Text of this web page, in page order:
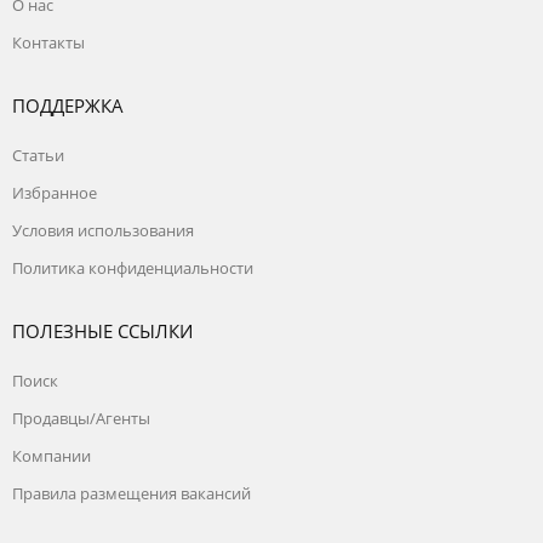
О нас
Контакты
ПОДДЕРЖКА
Статьи
Избранное
Условия использования
Политика конфиденциальности
ПОЛЕЗНЫЕ ССЫЛКИ
Поиск
Продавцы/Агенты
Компании
Правила размещения вакансий